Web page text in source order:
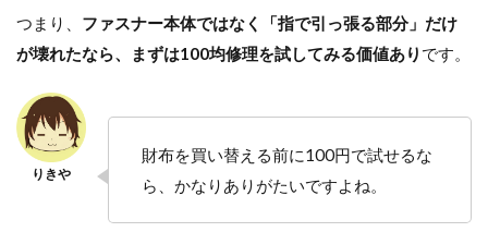
つまり、 ファスナー本体ではなく「指で引っ張る部分」だけ
が壊れたなら、まずは100均修理を試してみる価値あり です。
財布を買い替える前に100円で試せるな
ら、かなりありがたいですよね。